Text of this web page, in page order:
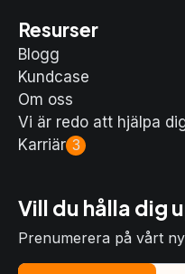
Resurser
Blogg
Kundcase
Om oss
Vi är redo att hjälpa
Karriär 3
Vill du hålla dig
Prenumerera på vårt